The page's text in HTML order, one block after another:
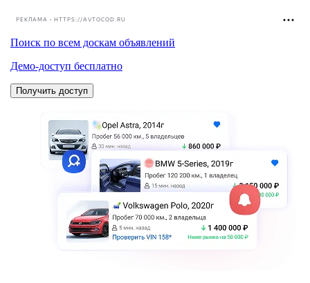
РЕКЛАМА • HTTPS://AVTOCOD.RU